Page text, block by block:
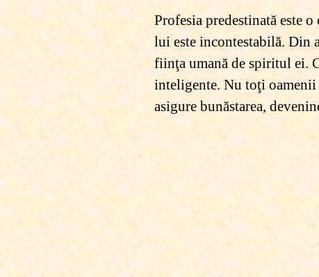
Profesia predestinată este
lui este incontestabilă. Din
fiinţa umană de spiritul ei.
inteligente. Nu toţi oamenii
asigure bunăstarea,